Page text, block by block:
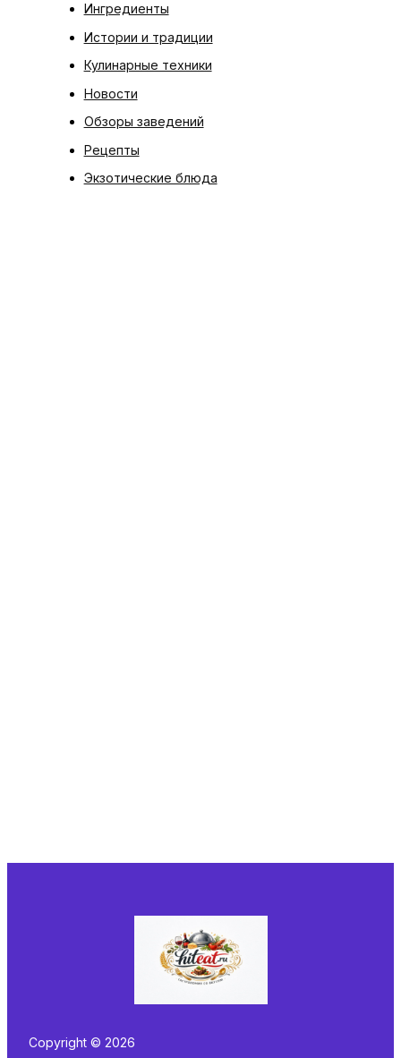
Ингредиенты
Истории и традиции
Кулинарные техники
Новости
Обзоры заведений
Рецепты
Экзотические блюда
Copyright © 2026